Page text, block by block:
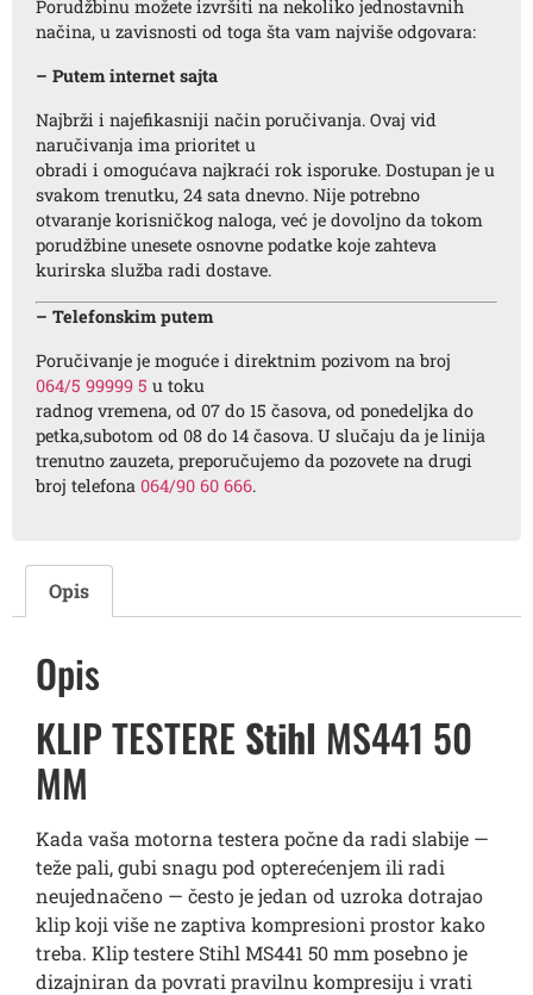
Porudžbinu možete izvršiti na nekoliko jednostavnih
načina, u zavisnosti od toga šta vam najviše odgovara:
– Putem internet sajta
Najbrži i najefikasniji način poručivanja. Ovaj vid
naručivanja ima prioritet u
obradi i omogućava najkraći rok isporuke. Dostupan je u
svakom trenutku, 24 sata dnevno. Nije potrebno
otvaranje korisničkog naloga, već je dovoljno da tokom
porudžbine unesete osnovne podatke koje zahteva
kurirska služba radi dostave.
– Telefonskim putem
Poručivanje je moguće i direktnim pozivom na broj
064/5 99999 5 u toku
radnog vremena, od 07 do 15 časova, od ponedeljka do
petka,subotom od 08 do 14 časova. U slučaju da je linija
trenutno zauzeta, preporučujemo da pozovete na drugi
broj telefona 064/90 60 666.
Opis
Opis
KLIP TESTERE Stihl MS441 50
MM
Kada vaša motorna testera počne da radi slabije —
teže pali, gubi snagu pod opterećenjem ili radi
neujednačeno — često je jedan od uzroka dotrajao
klip koji više ne zaptiva kompresioni prostor kako
treba. Klip testere Stihl MS441 50 mm posebno je
dizajniran da povrati pravilnu kompresiju i vrati